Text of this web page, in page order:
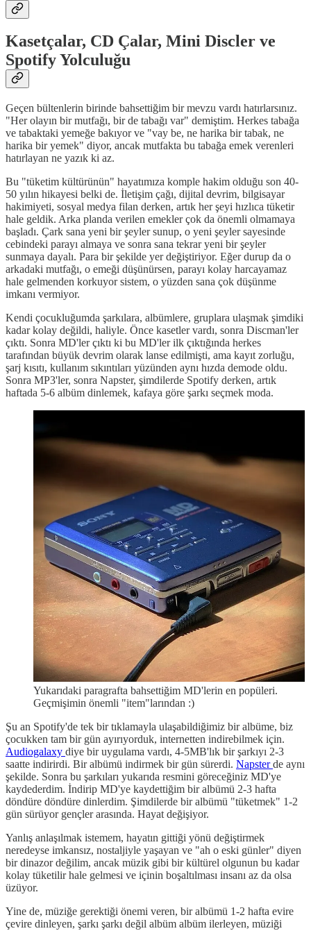
Kasetçalar, CD Çalar, Mini Discler ve
Spotify Yolculuğu
Geçen bültenlerin birinde bahsettiğim bir mevzu vardı hatırlarsınız.
"Her olayın bir mutfağı, bir de tabağı var" demiştim. Herkes tabağa
ve tabaktaki yemeğe bakıyor ve "vay be, ne harika bir tabak, ne
harika bir yemek" diyor, ancak mutfakta bu tabağa emek verenleri
hatırlayan ne yazık ki az.
Bu "tüketim kültürünün" hayatımıza komple hakim olduğu son 40-
50 yılın hikayesi belki de. İletişim çağı, dijital devrim, bilgisayar
hakimiyeti, sosyal medya filan derken, artık her şeyi hızlıca tüketir
hale geldik. Arka planda verilen emekler çok da önemli olmamaya
başladı. Çark sana yeni bir şeyler sunup, o yeni şeyler sayesinde
cebindeki parayı almaya ve sonra sana tekrar yeni bir şeyler
sunmaya dayalı. Para bir şekilde yer değiştiriyor. Eğer durup da o
arkadaki mutfağı, o emeği düşünürsen, parayı kolay harcayamaz
hale gelmenden korkuyor sistem, o yüzden sana çok düşünme
imkanı vermiyor.
Kendi çocukluğumda şarkılara, albümlere, gruplara ulaşmak şimdiki
kadar kolay değildi, haliyle. Önce kasetler vardı, sonra Discman'ler
çıktı. Sonra MD'ler çıktı ki bu MD'ler ilk çıktığında herkes
tarafından büyük devrim olarak lanse edilmişti, ama kayıt zorluğu,
şarj kısıtı, kullanım sıkıntıları yüzünden aynı hızda demode oldu.
Sonra MP3'ler, sonra Napster, şimdilerde Spotify derken, artık
haftada 5-6 albüm dinlemek, kafaya göre şarkı seçmek moda.
Yukarıdaki paragrafta bahsettiğim MD'lerin en popüleri.
Geçmişimin önemli "item"larından :)
Şu an Spotify'de tek bir tıklamayla ulaşabildiğimiz bir albüme, biz
çocukken tam bir gün ayırıyorduk, internetten indirebilmek için.
Audiogalaxy diye bir uygulama vardı, 4-5MB'lık bir şarkıyı 2-3
saatte indirirdi. Bir albümü indirmek bir gün sürerdi. Napsterde aynı
şekilde. Sonra bu şarkıları yukarıda resmini göreceğiniz MD'ye
kaydederdim. İndirip MD'ye kaydettiğim bir albümü 2-3 hafta
döndüre döndüre dinlerdim. Şimdilerde bir albümü "tüketmek" 1-2
gün sürüyor gençler arasında. Hayat değişiyor.
Yanlış anlaşılmak istemem, hayatın gittiği yönü değiştirmek
neredeyse imkansız, nostaljiyle yaşayan ve "ah o eski günler" diyen
bir dinazor değilim, ancak müzik gibi bir kültürel olgunun bu kadar
kolay tüketilir hale gelmesi ve içinin boşaltılması insanı az da olsa
üzüyor.
Yine de, müziğe gerektiği önemi veren, bir albümü 1-2 hafta evire
çevire dinleyen, şarkı şarkı değil albüm albüm ilerleyen, müziği